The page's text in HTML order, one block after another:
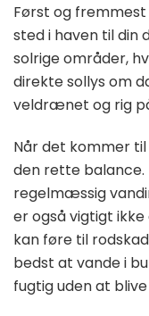
Først og
sted i haven til din
solrige områder,
direkte sollys om
veldrænet og rig
Når det kommer
den rette balance.
regelmæssig
er også vigtigt
kan føre til
bedst at vande i
fugtig uden at